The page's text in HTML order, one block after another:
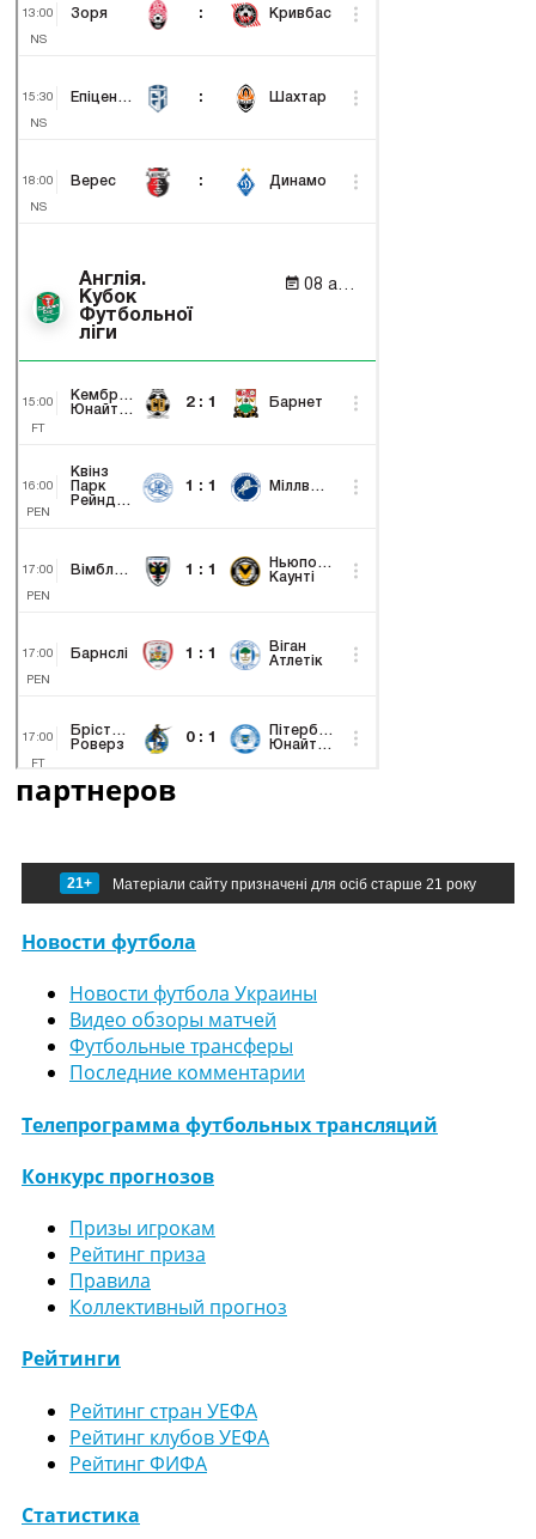
партнеров
21+ Матеріали сайту призначені для осіб старше 21 року
Новости футбола
Новости футбола Украины
Видео обзоры матчей
Футбольные трансферы
Последние комментарии
Телепрограмма футбольных трансляций
Конкурс прогнозов
Призы игрокам
Рейтинг приза
Правила
Коллективный прогноз
Рейтинги
Рейтинг стран УЕФА
Рейтинг клубов УЕФА
Рейтинг ФИФА
Статистика